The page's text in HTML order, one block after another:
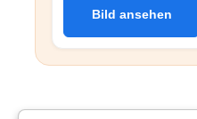
Bild ansehen